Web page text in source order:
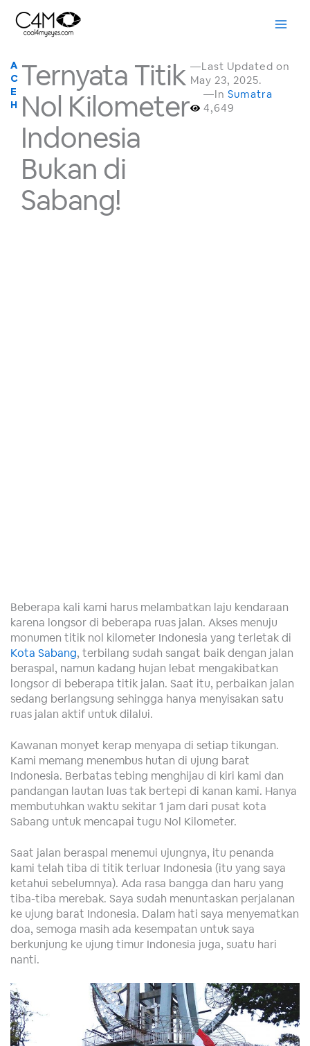
content
A
C
E
H
Ternyata Titik
Nol Kilometer
Indonesia
Bukan di
Sabang!
—Last Updated on
May 23, 2025.
—In Sumatra
4,649
Beberapa kali kami harus melambatkan laju kendaraan
karena longsor di beberapa ruas jalan. Akses menuju
monumen titik nol kilometer Indonesia yang terletak di
Kota Sabang, terbilang sudah sangat baik dengan jalan
beraspal, namun kadang hujan lebat mengakibatkan
longsor di beberapa titik jalan. Saat itu, perbaikan jalan
sedang berlangsung sehingga hanya menyisakan satu
ruas jalan aktif untuk dilalui.
Kawanan monyet kerap menyapa di setiap tikungan.
Kami memang menembus hutan di ujung barat
Indonesia. Berbatas tebing menghijau di kiri kami dan
pandangan lautan luas tak bertepi di kanan kami. Hanya
membutuhkan waktu sekitar 1 jam dari pusat kota
Sabang untuk mencapai tugu Nol Kilometer.
Saat jalan beraspal menemui ujungnya, itu penanda
kami telah tiba di titik terluar Indonesia (itu yang saya
ketahui sebelumnya). Ada rasa bangga dan haru yang
tiba-tiba merebak. Saya sudah menuntaskan perjalanan
ke ujung barat Indonesia. Dalam hati saya menyematkan
doa, semoga masih ada kesempatan untuk saya
berkunjung ke ujung timur Indonesia juga, suatu hari
nanti.